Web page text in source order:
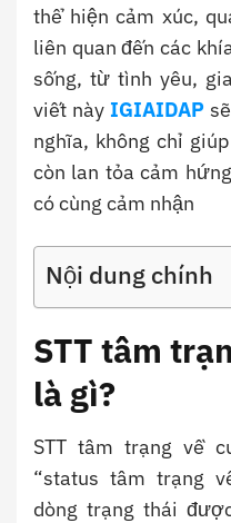
thể hiện cảm xúc,
liên quan đến các
sống, từ tình yêu,
viết này IGIAIDAP
nghĩa, không chỉ
còn lan tỏa cảm
có cùng cảm nhận
Nội dung chính
STT tâm
là gì?
STT tâm trạng về
“status tâm trạng
dòng trạng thái